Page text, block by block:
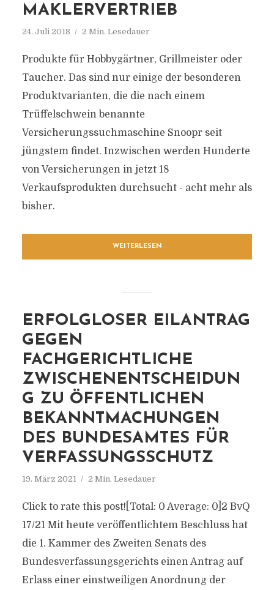
MAKLERVERTRIEB
24. Juli 2018 2 Min. Lesedauer
Produkte für Hobbygärtner, Grillmeister oder
Taucher. Das sind nur einige der besonderen
Produktvarianten, die die nach einem
Trüffelschwein benannte
Versicherungssuchmaschine Snoopr seit
jüngstem findet. Inzwischen werden Hunderte
von Versicherungen in jetzt 18
Verkaufsprodukten durchsucht - acht mehr als
bisher.
WEITERLESEN
ERFOLGLOSER EILANTRAG
GEGEN
FACHGERICHTLICHE
ZWISCHENENTSCHEIDUN
G ZU ÖFFENTLICHEN
BEKANNTMACHUNGEN
DES BUNDESAMTES FÜR
VERFASSUNGSSCHUTZ
19. März 2021 2 Min. Lesedauer
Click to rate this post![Total: 0 Average: 0]2 BvQ
17/21 Mit heute veröffentlichtem Beschluss hat
die 1. Kammer des Zweiten Senats des
Bundesverfassungsgerichts einen Antrag auf
Erlass einer einstweiligen Anordnung der